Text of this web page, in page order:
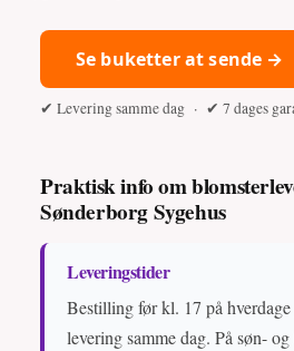
Se buketter at sende →
✔ Levering samme dag · ✔ 7 dages
Praktisk info om
Sønderborg Sygehus
Leveringstider
Bestilling før kl. 17 på
levering samme dag. På søn-